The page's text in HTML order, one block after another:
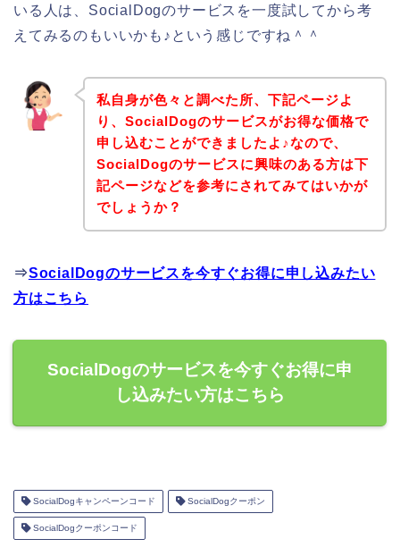
いる人は、SocialDogのサービスを一度試してから考
えてみるのもいいかも♪という感じですね＾＾
私自身が色々と調べた所、下記ページよ
り、SocialDogのサービスがお得な価格で
申し込むことができましたよ♪なので、
SocialDogのサービスに興味のある方は下
記ページなどを参考にされてみてはいかが
でしょうか？
⇒SocialDogのサービスを今すぐお得に申し込みたい
方はこちら
SocialDogのサービスを今すぐお得に申
し込みたい方はこちら
SocialDogキャンペーンコード SocialDogクーポン
SocialDogクーポンコード